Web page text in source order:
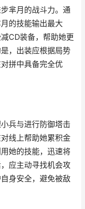
芈月的战斗力。通
的技能输出最大
CD装备，帮助她更
，出装应根据局势
拼中具备完全优
兵与进行防御塔击
线上帮助她累积金
她的技能，迅速将
应主动寻找机会攻
身安全，避免被敌